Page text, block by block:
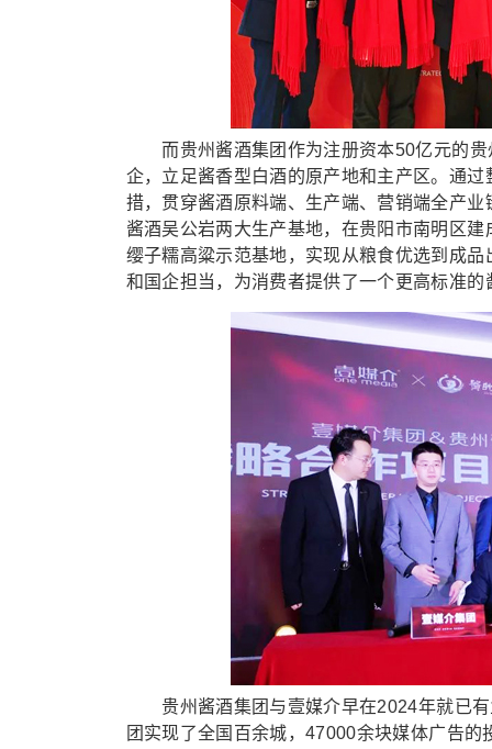
而贵州酱酒集团作为注册资本50亿元的贵
企，立足酱香型白酒的原产地和主产区。通
措，贯穿酱酒原料端、生产端、营销端全产
酱酒吴公岩两大生产基地，在贵阳市南明区
缨子糯高粱示范基地，实现从粮食优选到成
和国企担当，为消费者提供了一个更高标准的
贵州酱酒集团与壹媒介早在2024年就已有
团实现了全国百余城，47000余块媒体广告